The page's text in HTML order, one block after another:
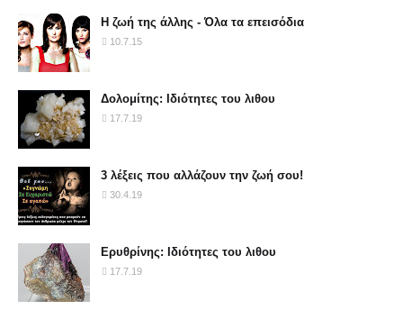
Η ζωή της άλλης - Όλα τα επεισόδια
10.7.15
Δολομίτης: Ιδιότητες του λιθου
17.7.19
3 λέξεις που αλλάζουν την ζωή σου!
30.4.19
Ερυθρίνης: Ιδιότητες του λιθου
17.7.19